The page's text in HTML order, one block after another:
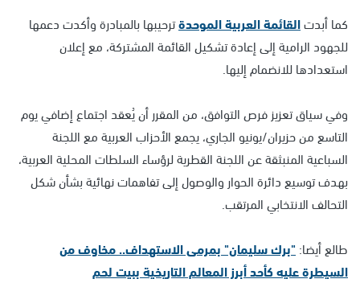
كما أبدتالقائمة العربية الموحدةترحيبها بالمبادرة وأكدت دعمها
للجهود الرامية إلى إعادة تشكيل القائمة المشتركة، مع إعلان
استعدادها للانضمام إليها.
وفي سياق تعزيز فرص التوافق، من المقرر أن يُعقد اجتماع إضافي يوم
التاسع من حزيران/يونيو الجاري، يجمع الأحزاب العربية مع اللجنة
السباعية المنبثقة عن اللجنة القطرية لرؤساء السلطات المحلية العربية،
بهدف توسيع دائرة الحوار والوصول إلى تفاهمات نهائية بشأن شكل
التحالف الانتخابي المرتقب.
طالع أيضا: "برك سليمان" بمرمى الاستهداف.. مخاوف من
السيطرة عليه كأحد أبرز المعالم التاريخية ببيت لحم